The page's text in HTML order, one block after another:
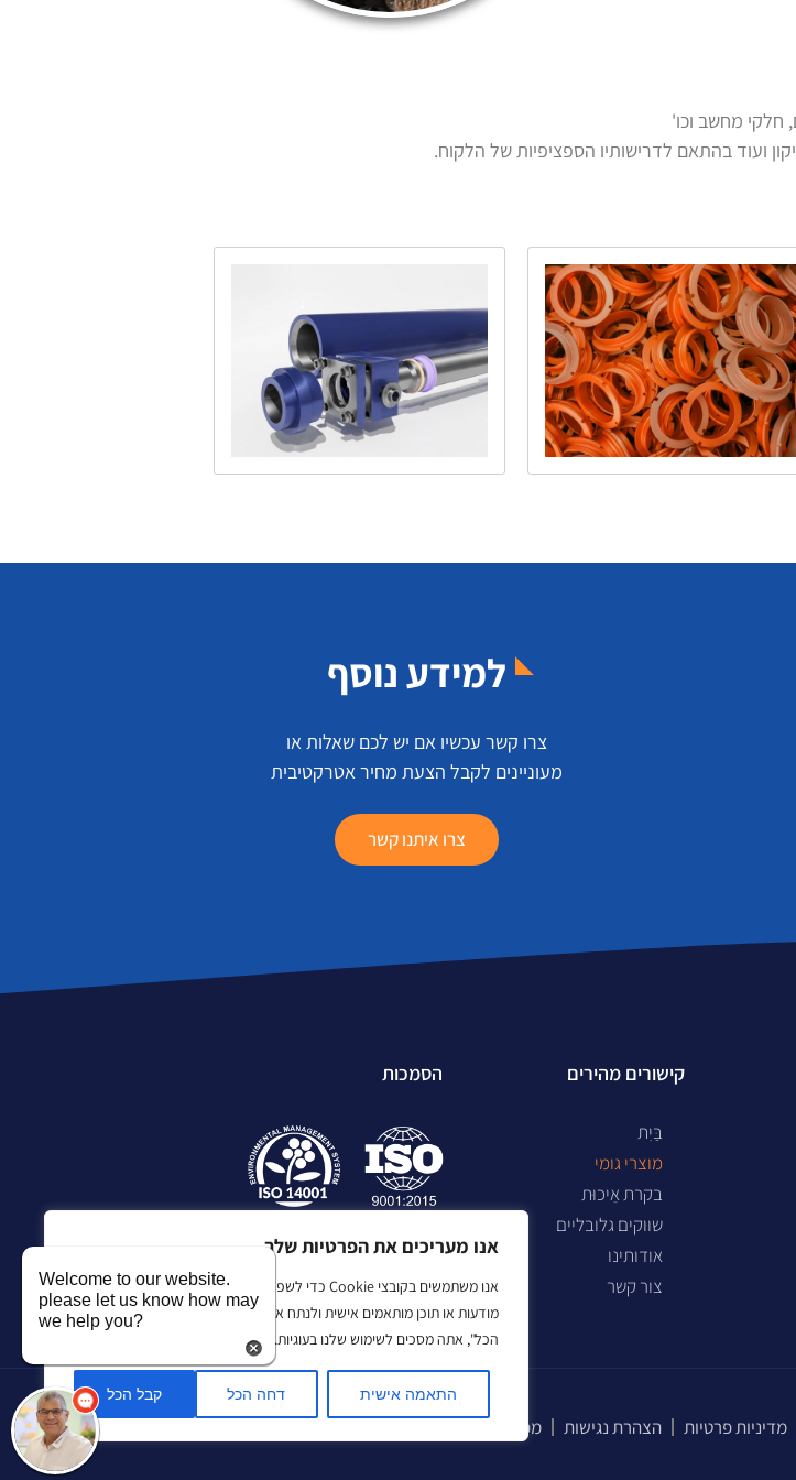
אנו מעריכים את הפרטיות שלך
אנו משתמשים בקובצי Cookie כדי לשפר את חווית הגלישה שלך, להציג
מודעות או תוכן מותאמים אישית ולנתח את התנועה שלנו. בלחיצה על "קבל
הכל", אתה מסכים לשימוש שלנו בעוגיות.
התאמה אישית דחה הכל קבל הכל
חלקי מחשב וכו'
למידע נוסף
צרו קשר עכשיו אם יש לכם שאלות או
מעוניינים לקבל הצעת מחיר אטרקטיבית
צרו איתנו קשר
קישורים מהירים
בַּיִת
מוצרי גומי
בקרת אֵיכוּת
שווקים גלובליים
אודותינו
צור קשר
הסמכות
מדיניות פרטיות הצהרת נגישות מפת אתר
Welcome to our website.
please let us know how may
we help you?